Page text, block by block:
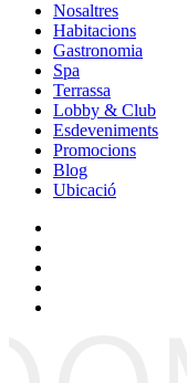
Nosaltres
Habitacions
Gastronomia
Spa
Terrassa
Lobby & Club
Esdeveniments
Promocions
Blog
Ubicació